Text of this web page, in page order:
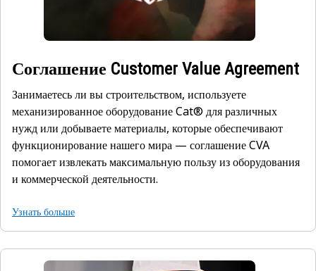
Соглашение Customer Value Agreement
Занимаетесь ли вы строительством, используете
механизированное оборудование Cat® для различных
нужд или добываете материалы, которые обеспечивают
функционирование нашего мира — соглашение CVA
помогает извлекать максимальную пользу из оборудования
и коммерческой деятельности.
Узнать больше